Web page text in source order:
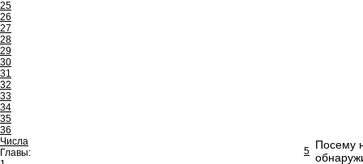
25
26
27
28
29
30
31
32
33
34
35
36
Числа
Главы:
5 Посему